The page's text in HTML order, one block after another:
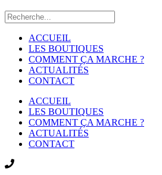
ACCUEIL
LES BOUTIQUES
COMMENT ÇA MARCHE ?
ACTUALITÉS
CONTACT
ACCUEIL
LES BOUTIQUES
COMMENT ÇA MARCHE ?
ACTUALITÉS
CONTACT